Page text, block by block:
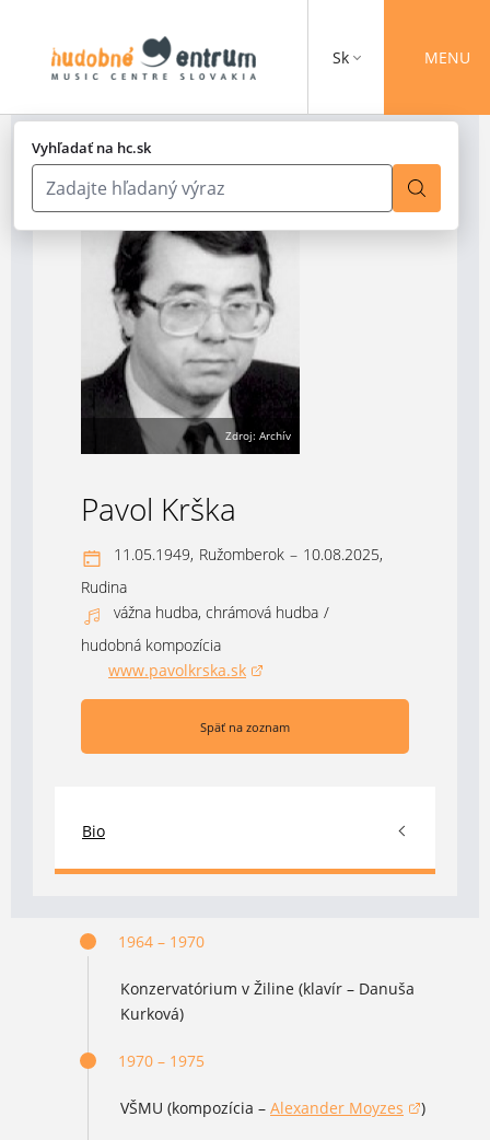
Vyhľadať na hc.sk
Sk MENU
Zdroj: Archív
Pavol Krška
11.05.1949, Ružomberok – 10.08.2025,
Rudina
vážna hudba, chrámová hudba /
hudobná kompozícia
www.pavolkrska.sk
(otvorí sa v novom okne)
Späť na zoznam
Bio
1964 – 1970
Konzervatórium v Žiline (klavír – Danuša
Kurková)
1970 – 1975
VŠMU (kompozícia – Alexander Moyzes
(otvorí sa v novom okne)
)